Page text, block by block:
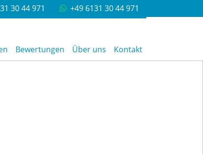
30 44 971 +49 6131 30 44 971
Bewertungen Über uns Kontakt